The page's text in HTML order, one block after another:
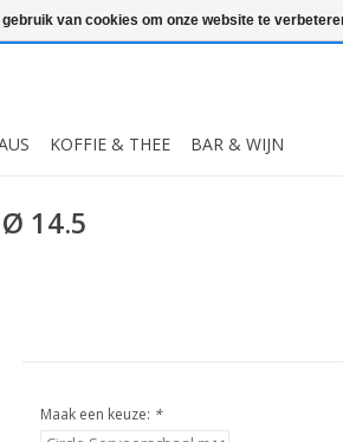
KOFFIE & THEE BAR & WIJN
14.5
Maak een keuze: *
van cookies om onze website te